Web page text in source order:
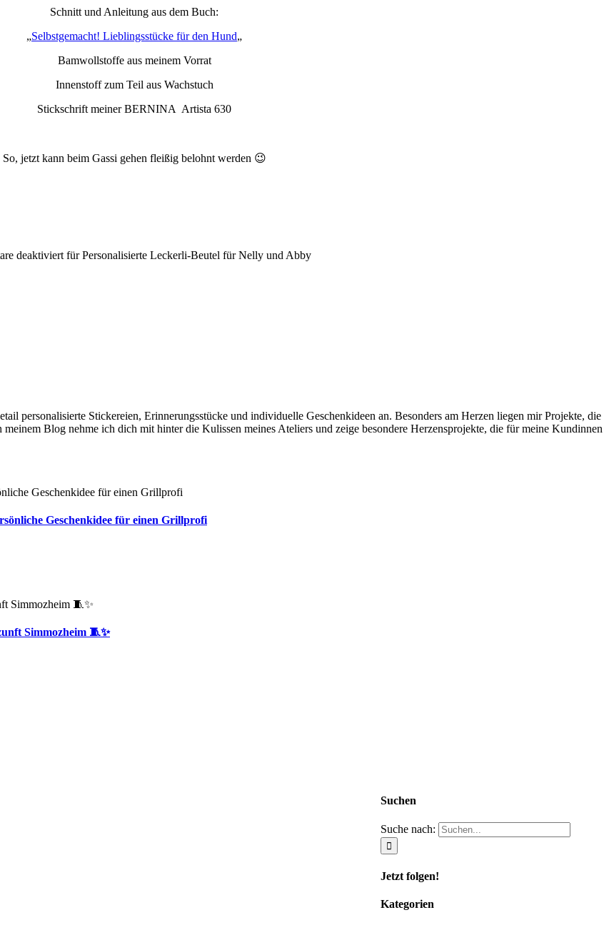
Schnitt und Anleitung aus dem Buch:
„Selbstgemacht! Lieblingsstücke für den Hund„
Bamwollstoffe aus meinem Vorrat
Innenstoff zum Teil aus Wachstuch
Stickschrift meiner BERNINA Artista 630
So, jetzt kann beim Gassi gehen fleißig belohnt werden 😉
deaktiviert für Personalisierte Leckerli-Beutel für Nelly und Abby
personalisierte Stickereien, Erinnerungsstücke und individuelle Geschenkideen an. Besonders am Herzen liegen mir Projekte, die
Blog nehme ich dich mit hinter die Kulissen meines Ateliers und zeige besondere Herzensprojekte, die für meine Kundinnen
Geschenkidee für einen Grillprofi
Simmozheim 🧵✨
Suchen
Suche nach:
Jetzt folgen!
Kategorien